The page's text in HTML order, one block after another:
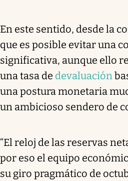
En este sentido, desde la
que es posible evitar una
significativa, aunque ello
una tasa de devaluación
una postura monetaria
un ambicioso sendero de
“El reloj de las reservas
por eso el equipo
su giro pragmático de